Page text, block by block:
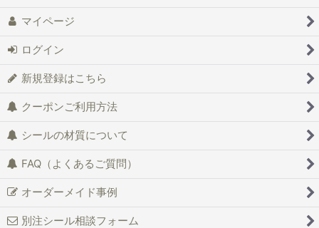
マイページ
ログイン
新規登録はこちら
クーポンご利用方法
シールの材質について
FAQ（よくあるご質問）
オーダーメイド事例
別注シール相談フォーム